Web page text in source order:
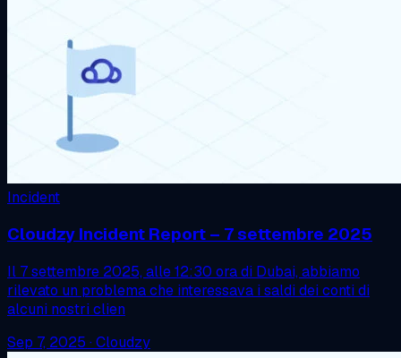
Incident
Cloudzy Incident Report – 7 settembre 2025
Il 7 settembre 2025, alle 12:30 ora di Dubai, abbiamo
rilevato un problema che interessava i saldi dei conti di
alcuni nostri clien
Sep 7, 2025 · Cloudzy